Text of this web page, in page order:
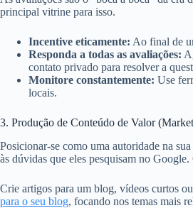
principal vitrine para isso.
Incentive eticamente: Ao final de
Responda a todas as avaliações:
contato privado para resolver a
Monitore constantemente: Use
locais.
3. Produção de Conteúdo de Valor
Posicionar-se como uma autoridade na
às dúvidas que eles pesquisam no
Crie artigos para um blog, vídeos curtos
para o seu blog, focando nos temas mais